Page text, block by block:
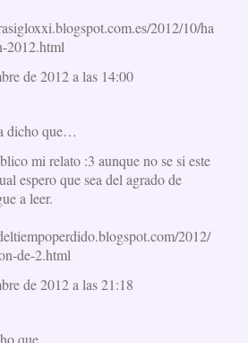
2012/10/ha
2012.html
de 2012 a las 14:00
dicho que…
mi relato :3 aunque no se si este
espero que sea del agrado de
a leer.
2012/
de-2.html
de 2012 a las 21:18
que…